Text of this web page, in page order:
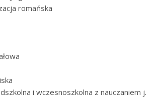
romańska
i wczesnoszkolna z nauczaniem j.